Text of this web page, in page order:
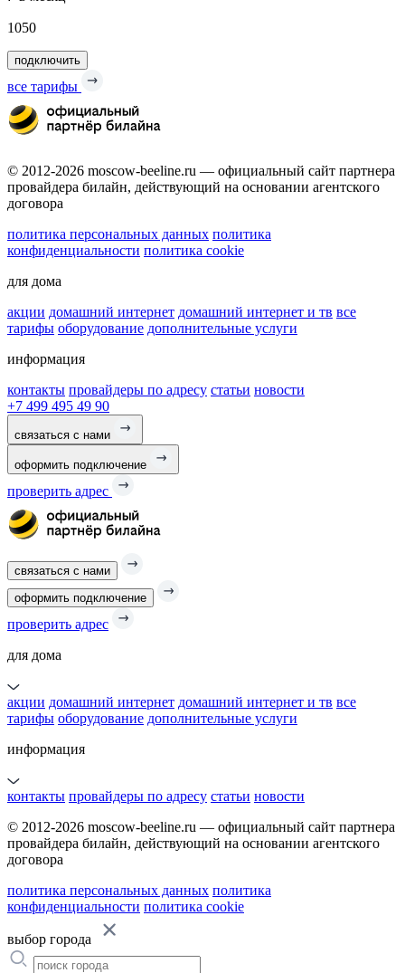
1050
подключить
все тарифы
© 2012-2026 moscow-beeline.ru — официальный сайт партнера
провайдера билайн, действующий на основании агентского
договора
политика персональных данных политика
конфиденциальности политика cookie
для дома
акции домашний интернет домашний интернет и тв все
тарифы оборудование дополнительные услуги
информация
контакты провайдеры по адресу статьи новости
+7 499 495 49 90
связаться с нами
оформить подключение
проверить адрес
связаться с нами
оформить подключение
проверить адрес
для дома
акции домашний интернет домашний интернет и тв все
тарифы оборудование дополнительные услуги
информация
контакты провайдеры по адресу статьи новости
© 2012-2026 moscow-beeline.ru — официальный сайт партнера
провайдера билайн, действующий на основании агентского
договора
политика персональных данных политика
конфиденциальности политика cookie
выбор города